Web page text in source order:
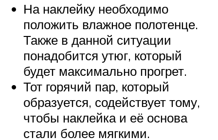
На наклейку необходимо
положить влажное полотенце.
Также в данной ситуации
понадобится утюг, который
будет максимально прогрет.
Тот горячий пар, который
образуется, содействует тому,
чтобы наклейка и её основа
стали более мягкими.